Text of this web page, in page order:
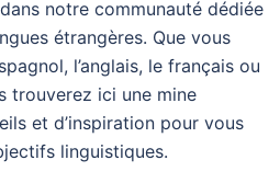
notre communauté dédiée
étrangères. Que vous
l’anglais, le français ou
trouverez ici une mine
et d’inspiration pour vous
linguistiques.